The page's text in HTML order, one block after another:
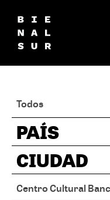
Todos
PAÍS
CIUDAD
Centro Cultural